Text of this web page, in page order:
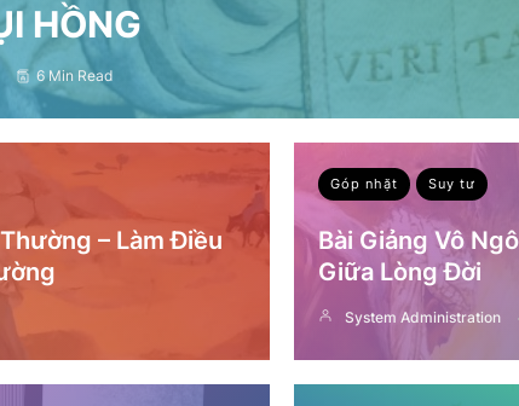
HỒNG
6 Min Read
– Làm Điều
Góp nhặt Suy tư
Bài Giảng Vô
Giữa Lòng Đời
System Administration